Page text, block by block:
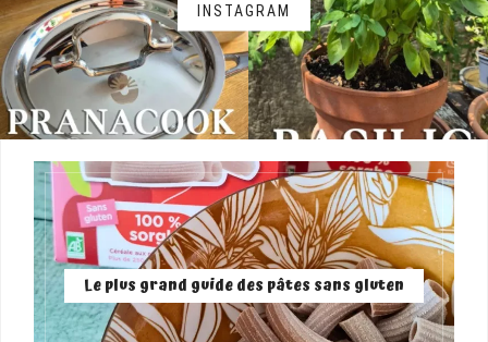
INSTAGRAM
Le plus grand guide des pâtes sans gluten